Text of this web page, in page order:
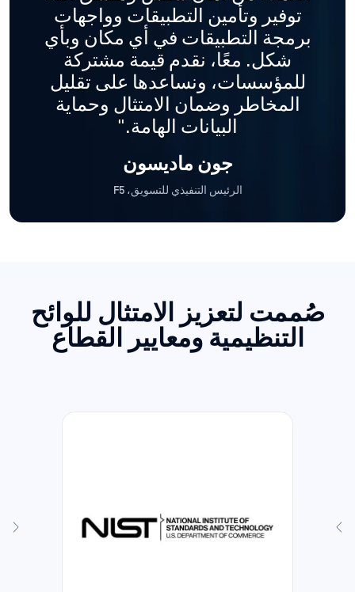
توفير وتأمين التطبيقات وواجهات
برمجة التطبيقات في أي مكان وبأي
شكل. معًا، نقدم قيمة مشتركة
للمؤسسات، ونساعدها على تقليل
المخاطر وضمان الامتثال وحماية
البيانات الهامة."
جون ماديسون
الرئيس التنفيذي للتسويق، F5
صُممت لتعزيز الامتثال للوائح
التنظيمية ومعايير القطاع